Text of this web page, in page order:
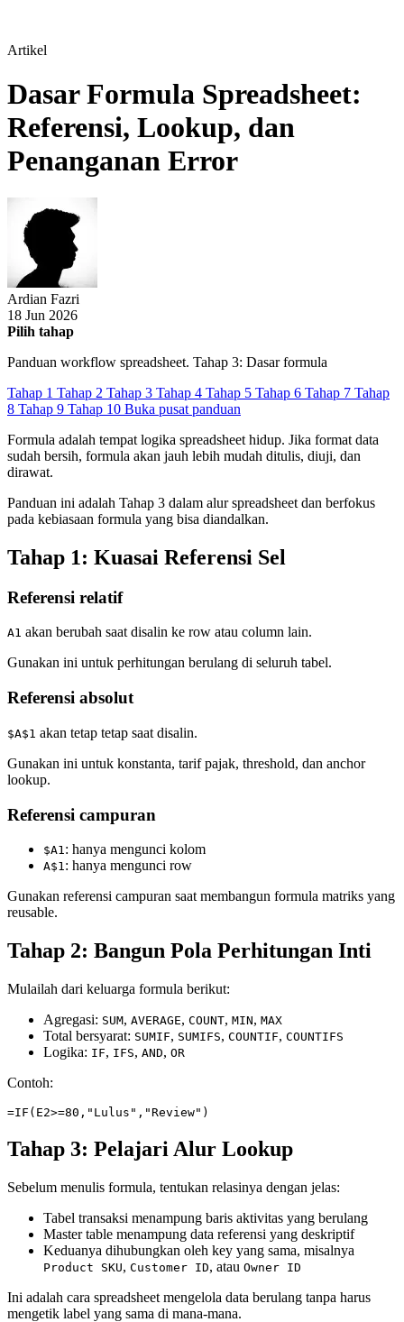
Artikel
Dasar Formula Spreadsheet:
Referensi, Lookup, dan
Penanganan Error
Ardian Fazri
18 Jun 2026
Pilih tahap
Panduan workflow spreadsheet. Tahap 3: Dasar formula
Tahap 1 Tahap 2 Tahap 3 Tahap 4 Tahap 5 Tahap 6 Tahap 7 Tahap
8 Tahap 9 Tahap 10 Buka pusat panduan
Formula adalah tempat logika spreadsheet hidup. Jika format data
sudah bersih, formula akan jauh lebih mudah ditulis, diuji, dan
dirawat.
Panduan ini adalah Tahap 3 dalam alur spreadsheet dan berfokus
pada kebiasaan formula yang bisa diandalkan.
Tahap 1: Kuasai Referensi Sel
Referensi relatif
A1 akan berubah saat disalin ke row atau column lain.
Gunakan ini untuk perhitungan berulang di seluruh tabel.
Referensi absolut
$A$1 akan tetap tetap saat disalin.
Gunakan ini untuk konstanta, tarif pajak, threshold, dan anchor
lookup.
Referensi campuran
$A1: hanya mengunci kolom
A$1: hanya mengunci row
Gunakan referensi campuran saat membangun formula matriks yang
reusable.
Tahap 2: Bangun Pola Perhitungan Inti
Mulailah dari keluarga formula berikut:
Agregasi: SUM, AVERAGE, COUNT, MIN, MAX
Total bersyarat: SUMIF, SUMIFS, COUNTIF, COUNTIFS
Logika: IF, IFS, AND, OR
Contoh:
Tahap 3: Pelajari Alur Lookup
Sebelum menulis formula, tentukan relasinya dengan jelas:
Tabel transaksi menampung baris aktivitas yang berulang
Master table menampung data referensi yang deskriptif
Keduanya dihubungkan oleh key yang sama, misalnya
Product SKU, Customer ID, atau Owner ID
Ini adalah cara spreadsheet mengelola data berulang tanpa harus
mengetik label yang sama di mana-mana.